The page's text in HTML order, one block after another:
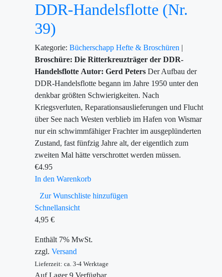
DDR-Handelsflotte (Nr.
39)
Kategorie: Bücherschapp Hefte & Broschüren |
Broschüre: Die Ritterkreuzträger der DDR-
Handelsflotte Autor: Gerd Peters Der Aufbau der
DDR-Handelsflotte begann im Jahre 1950 unter den
denkbar größten Schwierigkeiten. Nach
Kriegsverluten, Reparationsauslieferungen und Flucht
über See nach Westen verblieb im Hafen von Wismar
nur ein schwimmfähiger Frachter im ausgeplünderten
Zustand, fast fünfzig Jahre alt, der eigentlich zum
zweiten Mal hätte verschrottet werden müssen.
€4.95
In den Warenkorb
Zur Wunschliste hinzufügen
Schnellansicht
4,95 €
Enthält 7% MwSt.
zzgl. Versand
Lieferzeit: ca. 3-4 Werktage
Auf Lager9 Verfügbar